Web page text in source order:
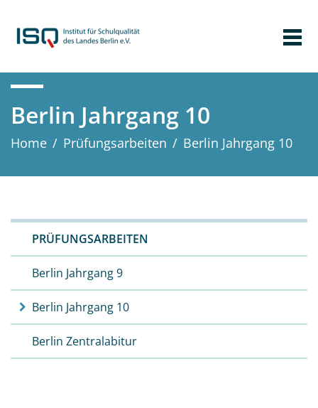
Berlin Jahrgang 10
Home / Prüfungs­arbeiten / Berlin Jahrgang 10
PRÜFUNGS­ARBEITEN
Berlin Jahrgang 9
Berlin Jahrgang 10
Berlin Zentralabitur